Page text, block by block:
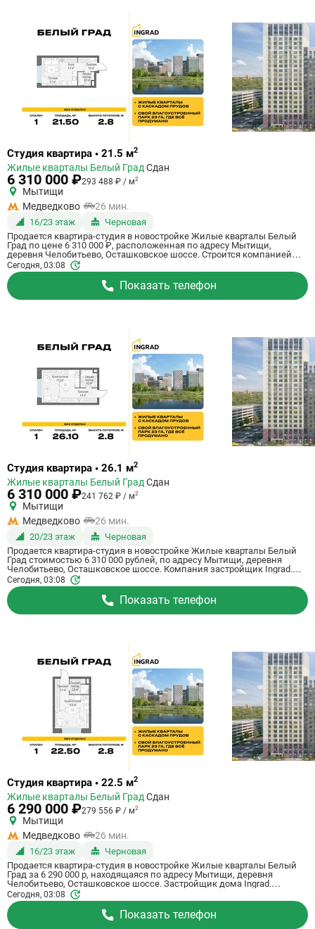
Ссылка
квартиру
Студия квартира • 21.5 м2
Жилые кварталы Белый Град Сдан
6 310 000 ₽293 488 ₽ / м2
Мытищи
Медведково
26 мин.
16/23 этаж
Черновая
Продается квартира-студия в новостройке Жилые кварталы Белый
Град по цене 6 310 000 ₽, расположенная по адресу Мытищи,
деревня Челобитьево, Осташковское шоссе. Строится компанией
Ingrad. Квартира сдается в 3 квартале 2026 года с черновой отделкой,
в 26 минутах на машине от метро Медведково. Общая площадь
квартиры - 21.5 кв. м. Этаж 16 из 23. ID квартиры на СтройкиРУ
759056, сообщите его когда будете звонить.
Сегодня, 03:08
Показать телефон
Ссылка
квартиру
Студия квартира • 26.1 м2
Жилые кварталы Белый Град Сдан
6 310 000 ₽241 762 ₽ / м2
Мытищи
Медведково
26 мин.
20/23 этаж
Черновая
Продается квартира-студия в новостройке Жилые кварталы Белый
Град стоимостью 6 310 000 рублей, по адресу Мытищи, деревня
Челобитьево, Осташковское шоссе. Компания застройщик Ingrad.
Квартира сдается в III квартале 2026 года с черновой отделкой, в 26
минутах на машине от станции метро Медведково. Общая площадь
квартиры - 26.1 м². Этаж 20 из 23. ID квартиры на СтройкиРУ 759083,
скажите его когда будете звонить.
Сегодня, 03:08
Показать телефон
Ссылка
квартиру
Студия квартира • 22.5 м2
Жилые кварталы Белый Град Сдан
6 290 000 ₽279 556 ₽ / м2
Мытищи
Медведково
26 мин.
16/23 этаж
Черновая
Продается квартира-студия в новостройке Жилые кварталы Белый
Град за 6 290 000 р, находящаяся по адресу Мытищи, деревня
Челобитьево, Осташковское шоссе. Застройщик дома Ingrad.
Квартира сдается в III квартале 2026 года с черновой отделкой, в 26
минутах на машине от станции метрополитена Медведково. Общая
площадь квартиры - 22.5 м². Этаж 16 из 23. ID квартиры на СтройкиРУ
759027, назовите его когда будете звонить.
Сегодня, 03:08
Показать телефон